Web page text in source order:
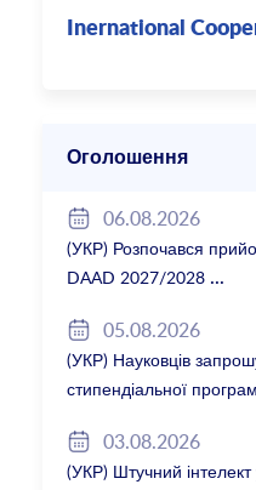
Inernational
Оголошення
06.08.2026
(УКР) Розпочався
DAAD 2027/2028
05.08.2026
(УКР) Науковців
стипендіальної
03.08.2026
(УКР) Штучний інтелект